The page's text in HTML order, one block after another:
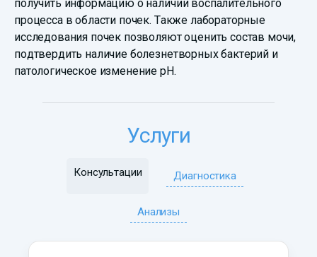
получить информацию о наличии воспалительного
процесса в области почек. Также лабораторные
исследования почек позволяют оценить состав мочи,
подтвердить наличие болезнетворных бактерий и
патологическое изменение pH.
Услуги
Консультации Диагностика
Анализы